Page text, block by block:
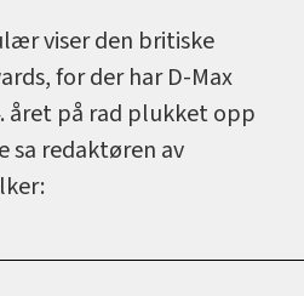
viser den britiske
for der har D-Max
året på rad plukket opp
sa redaktøren av